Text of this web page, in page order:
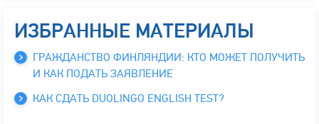
ИЗБРАННЫЕ МАТЕРИАЛЫ
ГРАЖДАНСТВО ФИНЛЯНДИИ: КТО МОЖЕТ ПОЛУЧИТЬ
И КАК ПОДАТЬ ЗАЯВЛЕНИЕ
КАК СДАТЬ DUOLINGO ENGLISH TEST?